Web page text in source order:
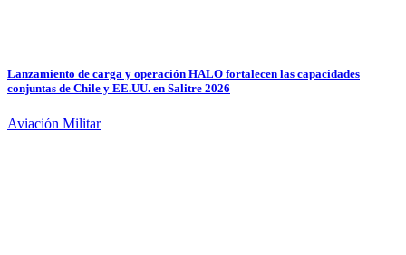
Lanzamiento de carga y operación HALO fortalecen las capacidades
conjuntas de Chile y EE.UU. en Salitre 2026
Aviación Militar